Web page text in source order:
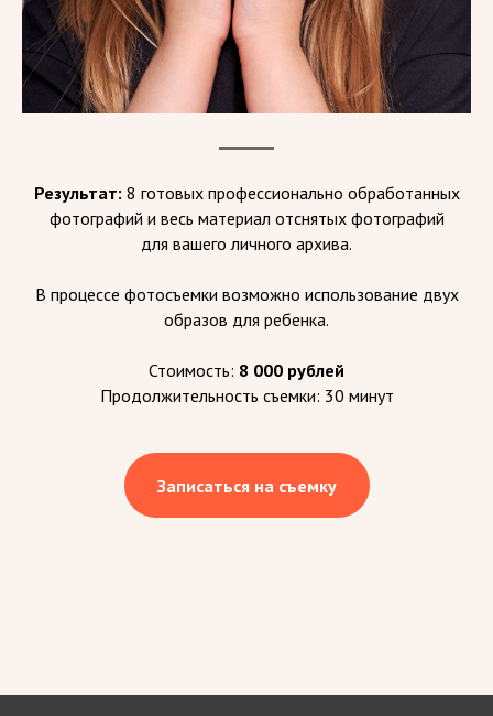
Результат: 8 готовых профессионально обработанных
фотографий и весь материал отснятых фотографий
для вашего личного архива.
В процессе фотосъемки возможно использование двух
образов для ребенка.
Стоимость: 8 000 рублей
Продолжительность съемки: 30 минут
Записаться на съемку